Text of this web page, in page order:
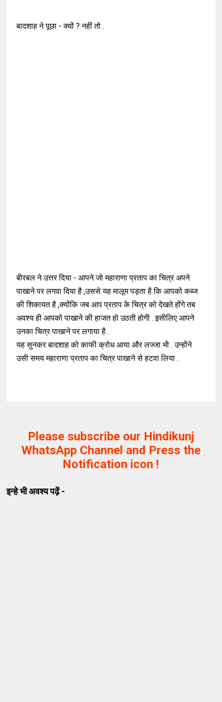
बादशाह ने पूछा - क्यों ? नहीं तो .
बीरबल ने उत्तर दिया - आपने जो महाराणा प्रताप का चित्र अपने
पाखाने पर लगवा दिया है ,उससे यह मालूम पड़ता है कि आपको कब्ज
की शिकायत है ,क्योंकि जब आप प्रताप के चित्र को देखते होंगे तब
अवश्य ही आपको पाखाने की हाजत हो उठती होगी . इसीलिए आपने
उनका चित्र पाखाने पर लगाया है .
यह सुनकर बादशाह को काफी क्रोध आया और लज्जा भी . उन्होंने
उसी समय महाराणा प्रताप का चित्र पाखाने से हटवा लिया .
Please subscribe our Hindikunj
WhatsApp Channel and Press the
Notification icon !
इन्हे भी अवश्य पढ़ें -